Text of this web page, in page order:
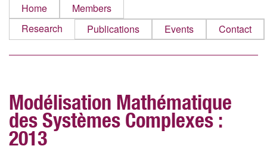
Home
Members
Research
Publications Events Contact
Modélisation Mathématique
des Systèmes Complexes :
2013